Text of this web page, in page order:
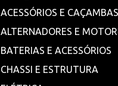
ACESSÓRIOS E CAÇAMBAS
ALTERNADORES E
BATERIAS E ACESSÓRIOS
CHASSI E ESTRUTURA